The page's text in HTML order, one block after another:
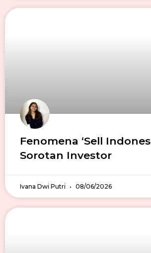
Fenomena ‘Sell
Sorotan Investor
Ivana Dwi Putri 08/06/2026